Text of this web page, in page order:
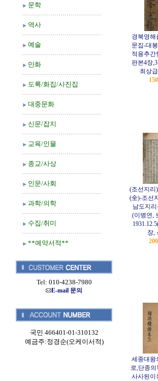
문학
역사
예술
만화
도록/화집/사진집
대중문화
신문/잡지
교육/인물
종교/사상
인문/사회
과학/의학
수집/취미
**예약서적**
Tel: 010-4238-7980
E-mail 문의
국민 466401-01-310132
예금주:정경순(오케이서적)
경북영해
문집-대
적용추간
판본4장
최상
(조선지리
(全)-조선
남도지
(이병연,
장,
세종대왕
로,단종
사사된이